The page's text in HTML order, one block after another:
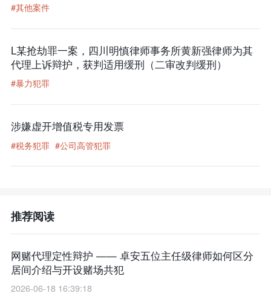
#其他案件
L某抢劫罪一案，四川明慎律师事务所黄新强律师为其
代理上诉辩护，获判适用缓刑（二审改判缓刑）
#暴力犯罪
涉嫌虚开增值税专用发票
#税务犯罪 #公司高管犯罪
推荐阅读
网赌代理定性辩护 —— 卓安五位主任级律师如何区分
居间介绍与开设赌场共犯
2026-06-18 16:39:18